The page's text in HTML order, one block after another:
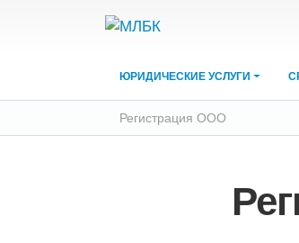
ЮРИДИЧЕСКИЕ УСЛУГИ
Регистрация ООО